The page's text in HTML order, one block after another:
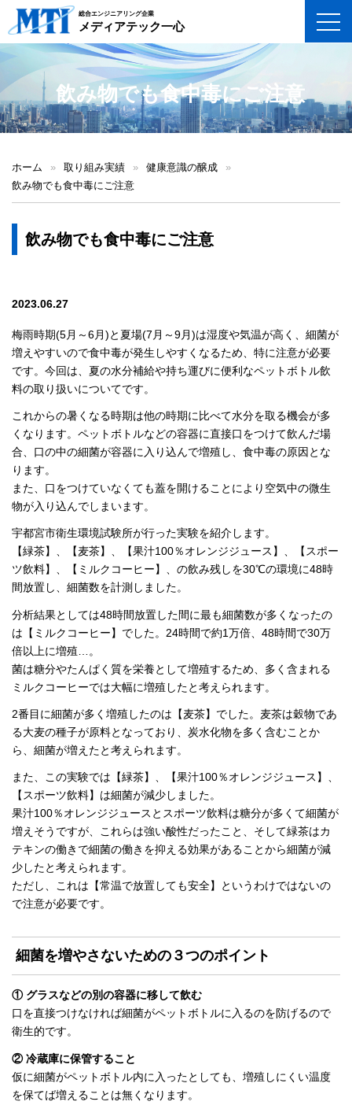
総合エンジニアリング企業
メディアテック一心
飲み物でも食中毒にご注意
ホーム » 取り組み実績 » 健康意識の醸成
»
飲み物でも食中毒にご注意
飲み物でも食中毒にご注意
2023.06.27
梅雨時期(5月～6月)と夏場(7月～9月)は湿度や気温が高く、細菌が
増えやすいので食中毒が発生しやすくなるため、特に注意が必要
です。今回は、夏の水分補給や持ち運びに便利なペットボトル飲
料の取り扱いについてです。
これからの暑くなる時期は他の時期に比べて水分を取る機会が多
くなります。ペットボトルなどの容器に直接口をつけて飲んだ場
合、口の中の細菌が容器に入り込んで増殖し、食中毒の原因とな
ります。
また、口をつけていなくても蓋を開けることにより空気中の微生
物が入り込んでしまいます。
宇都宮市衛生環境試験所が行った実験を紹介します。
【緑茶】、【麦茶】、【果汁100％オレンジジュース】、【スポー
ツ飲料】、【ミルクコーヒー】、の飲み残しを30℃の環境に48時
間放置し、細菌数を計測しました。
分析結果としては48時間放置した間に最も細菌数が多くなったの
は【ミルクコーヒー】でした。24時間で約1万倍、48時間で30万
倍以上に増殖…。
菌は糖分やたんぱく質を栄養として増殖するため、多く含まれる
ミルクコーヒーでは大幅に増殖したと考えられます。
2番目に細菌が多く増殖したのは【麦茶】でした。麦茶は穀物であ
る大麦の種子が原料となっており、炭水化物を多く含むことか
ら、細菌が増えたと考えられます。
また、この実験では【緑茶】、【果汁100％オレンジジュース】、
【スポーツ飲料】は細菌が減少しました。
果汁100％オレンジジュースとスポーツ飲料は糖分が多くて細菌が
増えそうですが、これらは強い酸性だったこと、そして緑茶はカ
テキンの働きで細菌の働きを抑える効果があることから細菌が減
少したと考えられます。
ただし、これは【常温で放置しても安全】というわけではないの
で注意が必要です。
細菌を増やさないための３つのポイント
① グラスなどの別の容器に移して飲む
口を直接つけなければ細菌がペットボトルに入るのを防げるので
衛生的です。
② 冷蔵庫に保管すること
仮に細菌がペットボトル内に入ったとしても、増殖しにくい温度
を保てば増えることは無くなります。